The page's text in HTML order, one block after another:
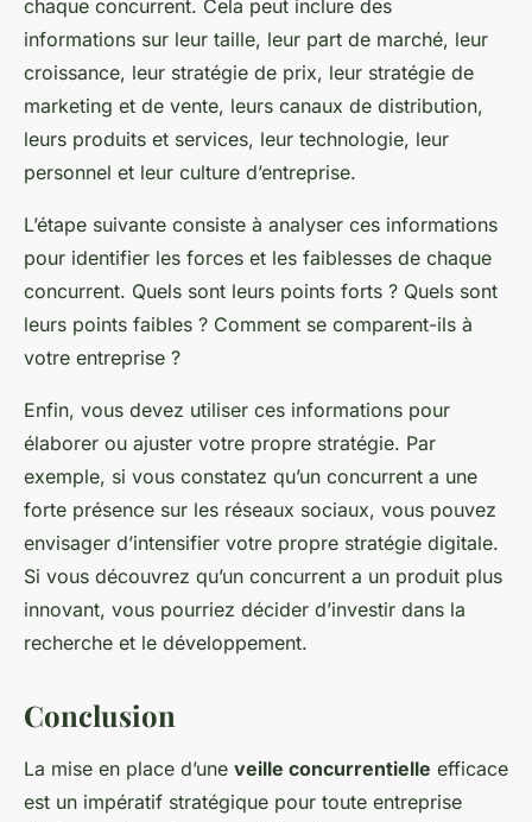
chaque concurrent. Cela peut inclure des
informations sur leur taille, leur part de marché, leur
croissance, leur stratégie de prix, leur stratégie de
marketing et de vente, leurs canaux de distribution,
leurs produits et services, leur technologie, leur
personnel et leur culture d’entreprise.
L’étape suivante consiste à analyser ces informations
pour identifier les forces et les faiblesses de chaque
concurrent. Quels sont leurs points forts ? Quels sont
leurs points faibles ? Comment se comparent-ils à
votre entreprise ?
Enfin, vous devez utiliser ces informations pour
élaborer ou ajuster votre propre stratégie. Par
exemple, si vous constatez qu’un concurrent a une
forte présence sur les réseaux sociaux, vous pouvez
envisager d’intensifier votre propre stratégie digitale.
Si vous découvrez qu’un concurrent a un produit plus
innovant, vous pourriez décider d’investir dans la
recherche et le développement.
Conclusion
La mise en place d’une veille concurrentielle efficace
est un impératif stratégique pour toute entreprise